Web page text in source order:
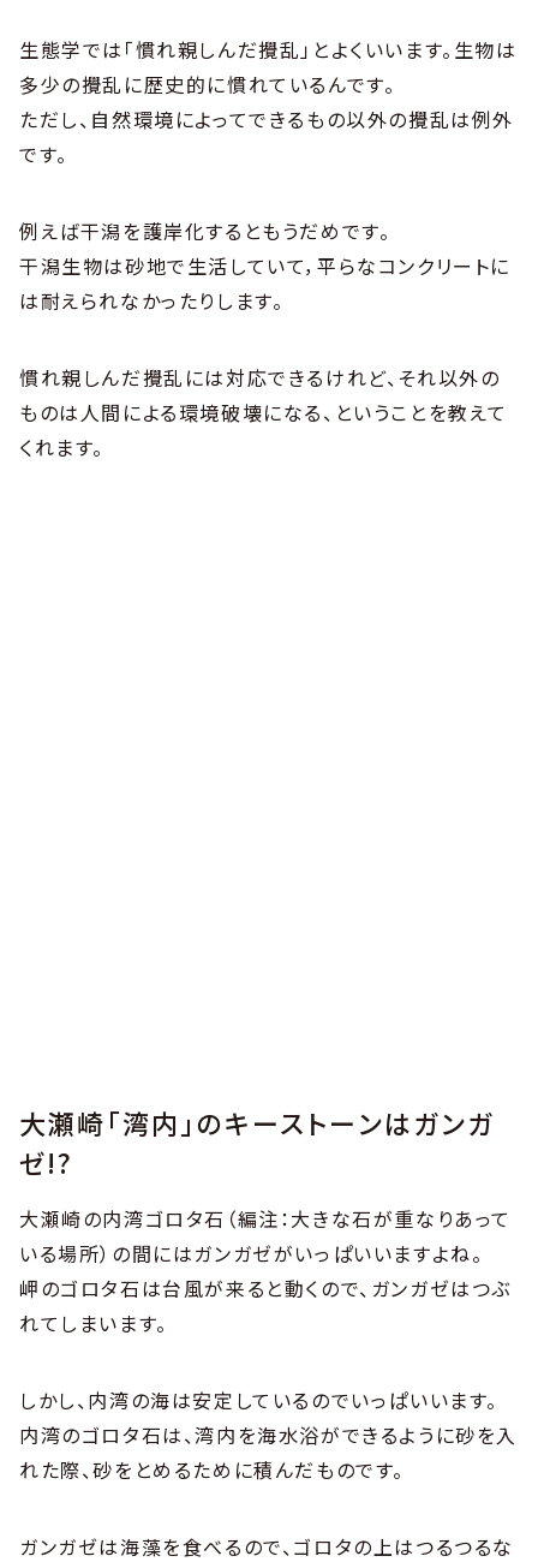
生態学では「慣れ親しんだ攪乱」とよくいいます。生物は
多少の攪乱に歴史的に慣れているんです。
ただし、自然環境によってできるもの以外の攪乱は例外
です。
例えば干潟を護岸化するともうだめです。
干潟生物は砂地で生活していて，平らなコンクリートに
は耐えられなかったりします。
慣れ親しんだ攪乱には対応できるけれど、それ以外の
ものは人間による環境破壊になる、ということを教えて
くれます。
大瀬崎「湾内」のキーストーンはガンガ
ゼ!?
大瀬崎の内湾ゴロタ石（編注：大きな石が重なりあって
いる場所）の間にはガンガゼがいっぱいいますよね。
岬のゴロタ石は台風が来ると動くので、ガンガゼはつぶ
れてしまいます。
しかし、内湾の海は安定しているのでいっぱいいます。
内湾のゴロタ石は、湾内を海水浴ができるように砂を入
れた際、砂をとめるために積んだものです。
ガンガゼは海藻を食べるので、ゴロタの上はつるつるな